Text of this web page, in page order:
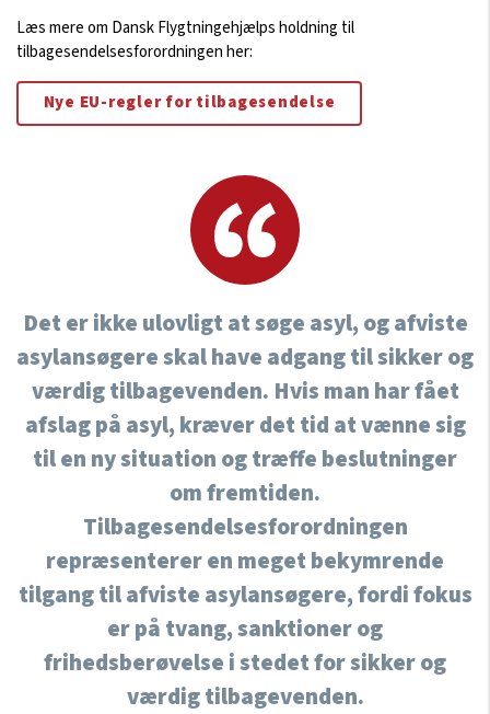
Læs mere om Dansk Flygtningehjælpsholdning til
tilbagesendelsesforordningen her:
Nye EU-regler for tilbagesendelse
Det er ikke ulovligt at søge asyl, og afviste
asylansøgere skal have adgang til sikker og
værdig tilbagevenden. Hvis man har fået
afslag på asyl, kræver det tid at vænne sig
til en ny situation og træffe beslutninger
om fremtiden.
Tilbagesendelsesforordningen
repræsenterer en meget bekymrende
tilgang til afviste asylansøgere, fordi fokus
er på tvang, sanktioner og
frihedsberøvelse i stedet for sikker og
værdig tilbagevenden.